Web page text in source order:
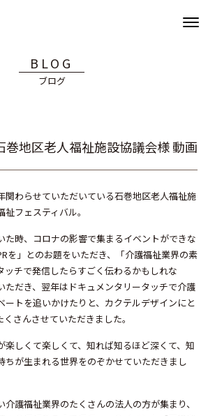
BLOG
ブログ
巻地区老人福祉施設協議会様 動画
関わらせていただいている石巻地区老人福祉施
フェスティバル。
た時、コロナの影響で集まるイベントができな
を」とのお題をいただき、「介護福祉業界の素
ッチで発信したらすごく伝わるかもしれな
ただき、翌年はドキュメンタリータッチで介護
ートを追いかけたりと、カクテルデザインにと
さんさせていただきました。
楽しくて楽しくて、知れば知るほど深くて、知
ちが生まれる世界をのぞかせていただきまし
護福祉業界のたくさんの法人の方が集まり、